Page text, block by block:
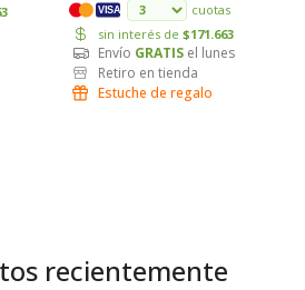
VISA
cuotas
sin interés de $171.663
Envío GRATIS el lunes
Retiro en tienda
Estuche de regalo
recientemente